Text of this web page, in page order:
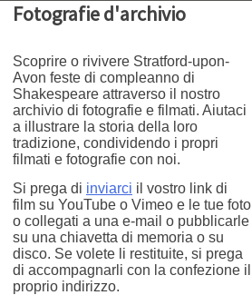
Fotografie d'archivio
Scoprire o rivivere Stratford-upon-
Avon feste di compleanno di
Shakespeare attraverso il nostro
archivio di fotografie e filmati. Aiutaci
a illustrare la storia della loro
tradizione, condividendo i propri
filmati e fotografie con noi.
Si prega di inviarci il vostro link di
film su YouTube o Vimeo e le tue foto
o collegati a una e-mail o pubblicarle
su una chiavetta di memoria o su
disco. Se volete li restituite, si prega
di accompagnarli con la confezione il
proprio indirizzo.